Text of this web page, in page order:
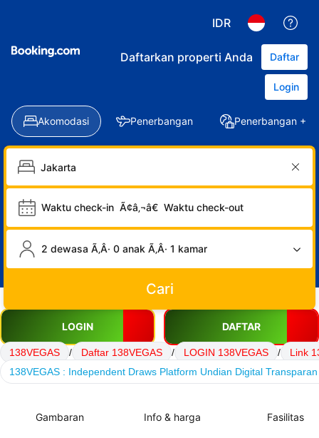
IDR
Daftarkan properti Anda Daftar
Login
Akomodasi Penerbangan Penerbangan +
Waktu check-in Ã¢â‚¬â€ Waktu check-out
2 dewasa Ã‚Â· 0 anak Ã‚Â· 1 kamar
Cari
LOGIN DAFTAR
138VEGAS / Daftar 138VEGAS / LOGIN 138VEGAS /
Link
138VEGAS : Independent Draws Platform Undian Digital
Gambaran Info & harga Fasilitas